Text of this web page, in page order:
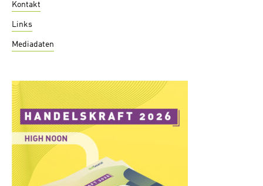
Kontakt
Links
Mediadaten